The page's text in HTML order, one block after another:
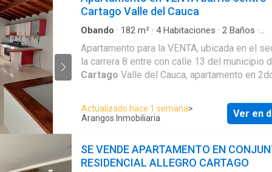
conferencia o trabajo, parqueadero para
Contacto 314770----
Cartago Valle del Cauca
Obando · 182 m² · 4Habitaciones · 2 Baños ·
Cocina integral·Gas natural· Vista panorámica
Seguridad privada ·Patio
Apartamento para la VENTA, ubicada en el
la carrera 8 entre con calle 13 del municipio
Cartago Valle del Cauca, apartamento en
fondo, consta de sala amplia, comedor,
de alcobas, 4 alcobas amplias, 2 baños
sala de tv o estudio, salón amplio, balcón
de $310.000.000 negociables. Contacto
Actualizado hace 1 semana>
Arangos Inmobiliaria
Ver en
SE VENDE APARTAMENTO EN
RESIDENCIAL ALLEGRO CARTAGO